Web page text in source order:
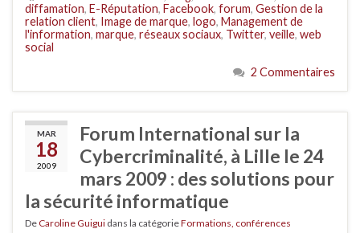
diffamation, E-Réputation, Facebook, forum, Gestion de la
relation client, Image de marque, logo, Management de
l'information, marque, réseaux sociaux, Twitter, veille, web
social
2 Commentaires
MAR
18
2009
Forum International sur la
Cybercriminalité, à Lille le 24
mars 2009 : des solutions pour
la sécurité informatique
De Caroline Guigui dans la catégorieFormations, conférences